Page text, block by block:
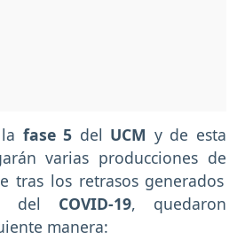
fase 5 del UCM y de esta
varias producciones de
tras los retrasos generados
del COVID-19, quedaron
manera: